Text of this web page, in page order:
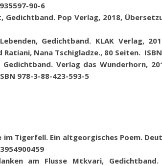
90-6
Gedichtband. Pop Verlag, 2018,
, Gedichtband. KLAK Verlag,
Nana Tschigladze., 80 Seiten.
Verlag das Wunderhorn,
978-3-88-423-593-5
im Tigerfell. Ein altgeorgisches Poem.
am Flusse Mtkvari,